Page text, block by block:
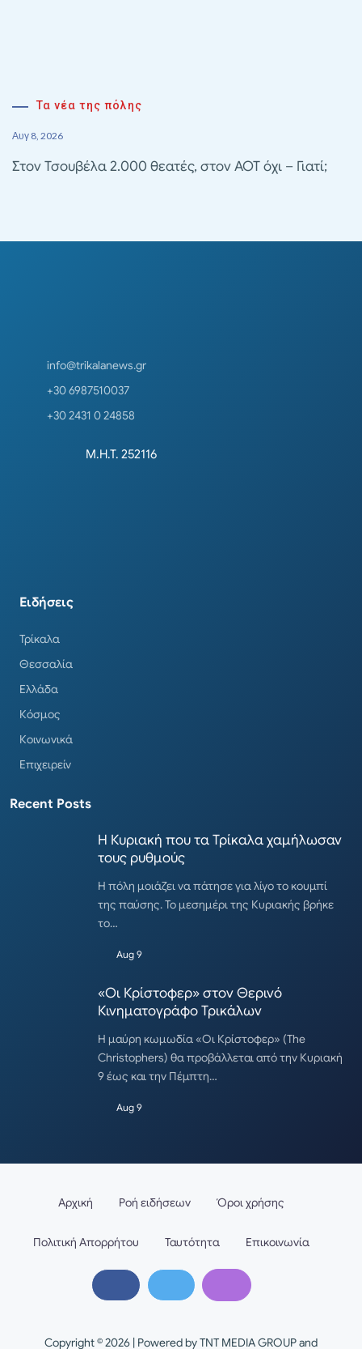
Τα νέα της πόλης
Αυγ 8, 2026
Στον Τσουβέλα 2.000 θεατές, στον ΑΟΤ όχι – Γιατί;
info@trikalanews.gr
+30 6987510037
+30 2431 0 24858
Μ.Η.Τ. 252116
Ειδήσεις
Τρίκαλα
Θεσσαλία
Ελλάδα
Κόσμος
Κοινωνικά
Επιχειρείν
Recent Posts
Η Κυριακή που τα Τρίκαλα χαμήλωσαν
τους ρυθμούς
Η πόλη μοιάζει να πάτησε για λίγο το κουμπί
της παύσης. Το μεσημέρι της Κυριακής βρήκε
το…
Aug 9
«Οι Κρίστοφερ» στον Θερινό
Κινηματογράφο Τρικάλων
Η μαύρη κωμωδία «Οι Κρίστοφερ» (The
Christophers) θα προβάλλεται από την Κυριακή
9 έως και την Πέμπτη…
Aug 9
Copyright © 2026 | Powered by TNT MEDIA GROUP and
Αρχική Ροή ειδήσεων Όροι χρήσης
Πολιτική Απορρήτου Ταυτότητα Επικοινωνία